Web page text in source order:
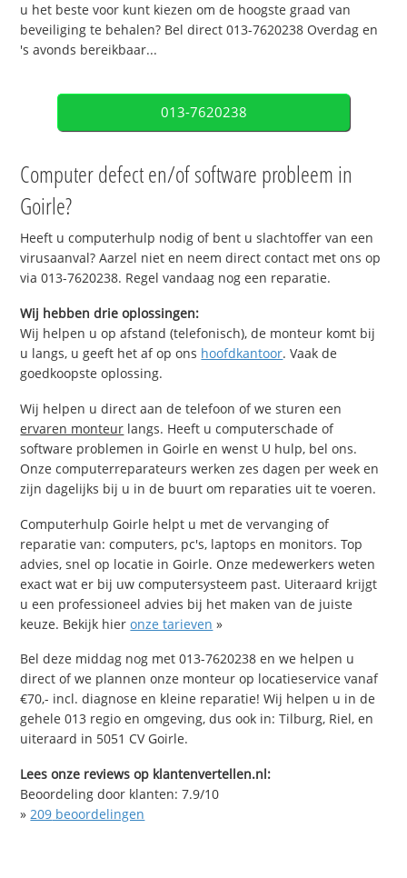
u het beste voor kunt kiezen om de hoogste graad van
beveiliging te behalen? Bel direct 013-7620238 Overdag en
's avonds bereikbaar...
013-7620238
Computer defect en/of software probleem in
Goirle?
Heeft u computerhulp nodig of bent u slachtoffer van een
virusaanval? Aarzel niet en neem direct contact met ons op
via 013-7620238. Regel vandaag nog een reparatie.
Wij hebben drie oplossingen:
Wij helpen u op afstand (telefonisch), de monteur komt bij
u langs, u geeft het af op ons hoofdkantoor. Vaak de
goedkoopste oplossing.
Wij helpen u direct aan de telefoon of we sturen een
ervaren monteur langs. Heeft u computerschade of
software problemen in Goirle en wenst U hulp, bel ons.
Onze computerreparateurs werken zes dagen per week en
zijn dagelijks bij u in de buurt om reparaties uit te voeren.
Computerhulp Goirle helpt u met de vervanging of
reparatie van: computers, pc's, laptops en monitors. Top
advies, snel op locatie in Goirle. Onze medewerkers weten
exact wat er bij uw computersysteem past. Uiteraard krijgt
u een professioneel advies bij het maken van de juiste
keuze. Bekijk hieronze tarieven »
Bel deze middag nog met 013-7620238 en we helpen u
direct of we plannen onze monteur op locatieservice vanaf
€70,- incl. diagnose en kleine reparatie! Wij helpen u in de
gehele 013 regio en omgeving, dus ook in: Tilburg, Riel, en
uiteraard in 5051 CV Goirle.
Lees onze reviews op klantenvertellen.nl:
Beoordeling door klanten:7.9/10
»209 beoordelingen